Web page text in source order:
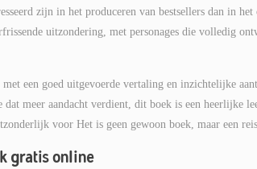
zijn in het produceren van bestsellers dan in
uitzondering, met personages die volledig
een goed uitgevoerde vertaling en inzichtelijke
meer aandacht verdient, dit boek is een heerlijke
voor Het is geen gewoon boek, maar een
gratis online